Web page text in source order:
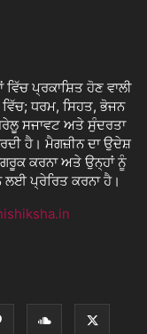
ਵਿੱਚ ਪ੍ਰਕਾਸ਼ਿਤ ਹੋਣ ਵਾਲੀ
ਧਰਮ, ਸਿਹਤ, ਭੋਜਨ
ਸਜਾਵਟ ਅਤੇ ਸੁੰਦਰਤਾ
ਹੈ। ਮੈਗਜ਼ੀਨ ਦਾ ਉਦੇਸ਼
ਕਰਨਾ ਅਤੇ ਉਨ੍ਹਾਂ ਨੂੰ
ਪ੍ਰੇਰਿਤ ਕਰਨਾ ਹੈ।